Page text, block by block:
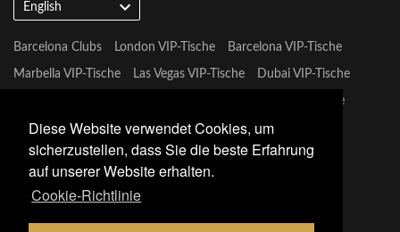
Diese Website verwendet Cookies, um
sicherzustellen, dass Sie die beste Erfahrung
auf unserer Website erhalten.
Cookie-Richtlinie
English
Barcelona Clubs London VIP-Tische Barcelona VIP-Tische
Marbella VIP-Tische Las Vegas VIP-Tische Dubai VIP-Tische
Mykonos VIP-Tische
Tulum VIP-Tische